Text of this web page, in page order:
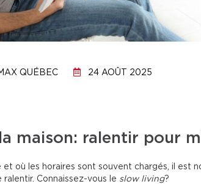
QUÉBEC 24 AOÛT 2025
maison: ralentir pour
où les horaires sont souvent chargés, il est
Connaissez-vous le slow living?